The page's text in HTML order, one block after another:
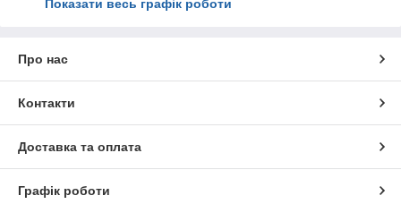
Показати весь графік роботи
Про нас
Контакти
Доставка та оплата
Графік роботи